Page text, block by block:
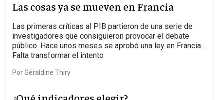
Las cosas ya se mueven en Francia
Las primeras críticas al PIB partieron de una serie de
investigadores que consiguieron provocar el debate
público. Hace unos meses se aprobó una ley en Francia...
Falta transformar el intento
PorGéraldine Thiry